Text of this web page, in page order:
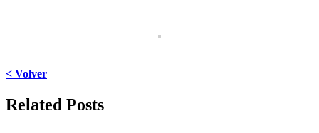
< Volver
Facebook
X
LinkedIn
WhatsApp
Pinterest
Email
Related Posts